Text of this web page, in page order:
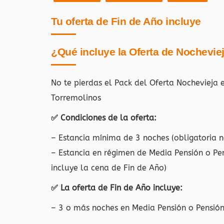
Tu oferta de Fin de Año incluye
¿Qué incluye la Oferta de
No te pierdas el Pack del Oferta Nochevieja
Torremolinos
✅ Condiciones de la oferta:
– Estancia mínima de 3 noches
– Estancia en régimen de Media Pensión o
incluye la cena de Fin de Año)
✅ La oferta de Fin de Año incluye:
– 3 o más noches en Media Pensión o